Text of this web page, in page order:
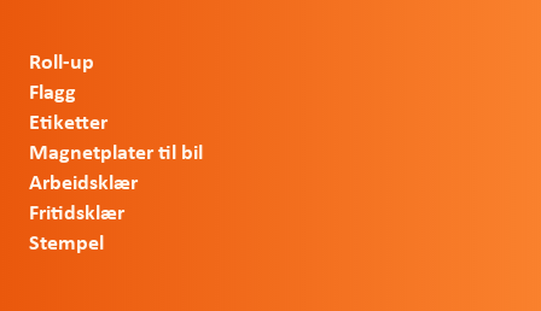
Roll-up
Flagg
Etiketter
Magnetplater til bil
Arbeidsklær
Fritidsklær
Stempel